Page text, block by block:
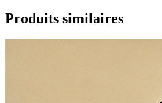
Produits similaires